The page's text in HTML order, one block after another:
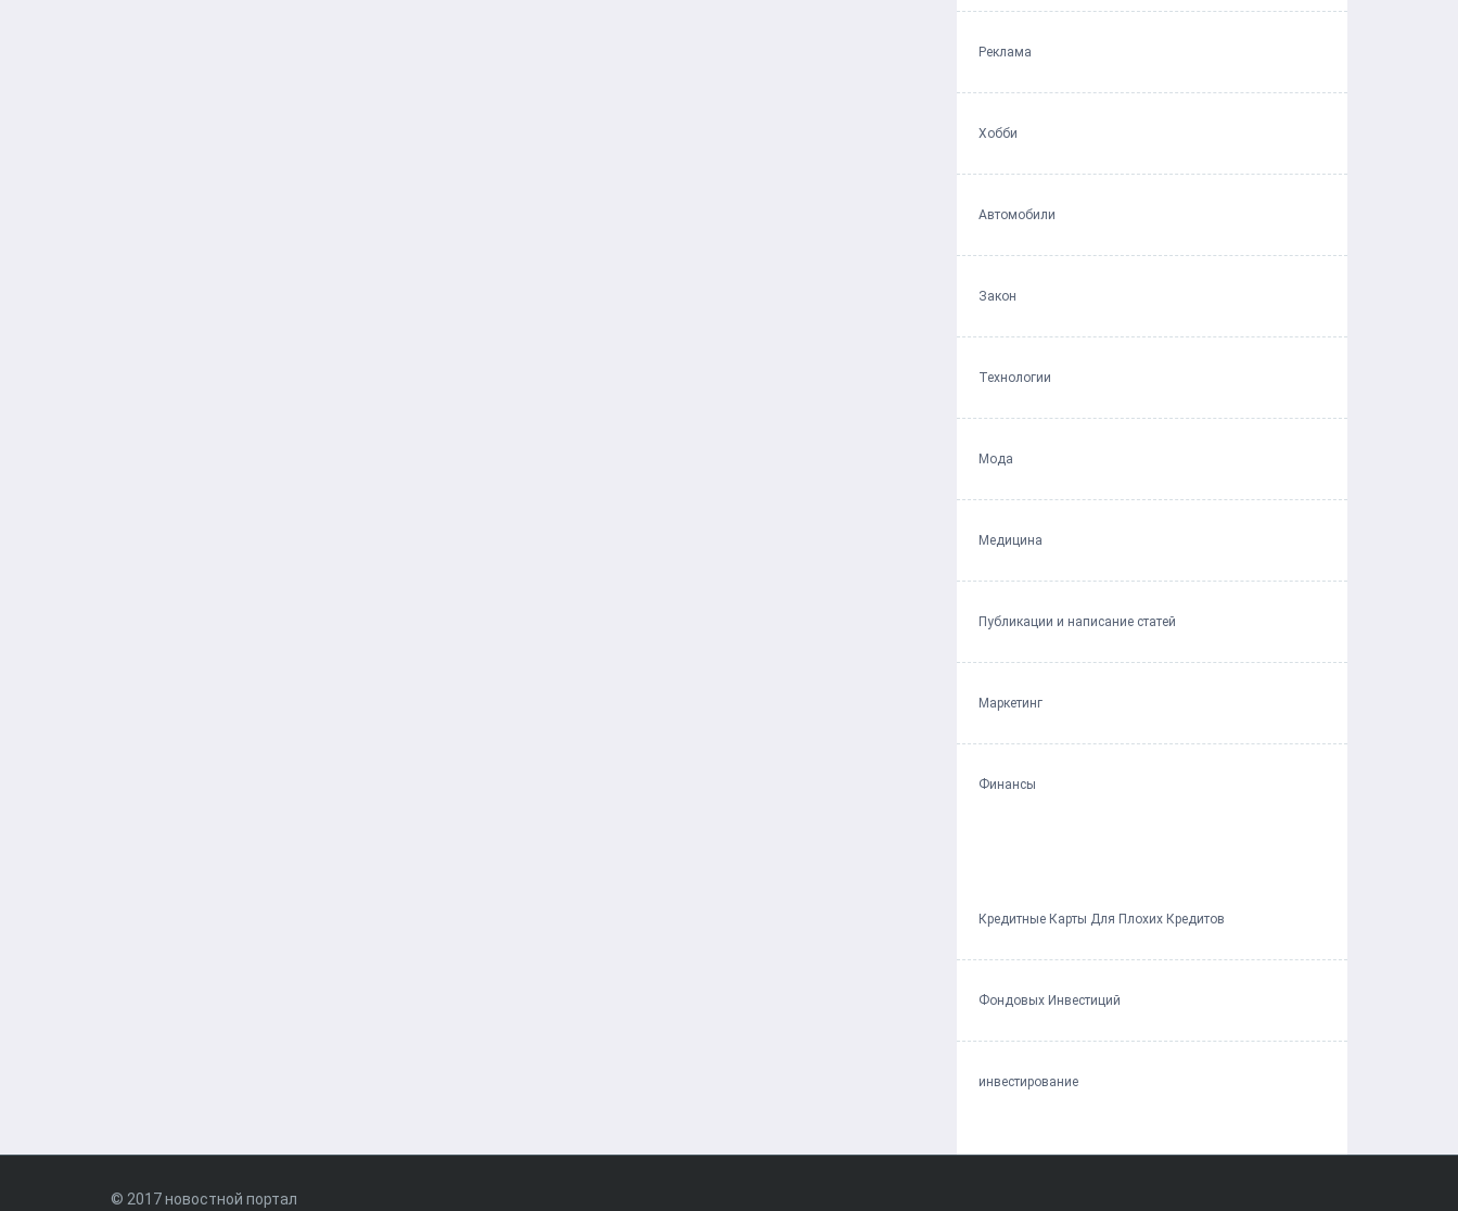
Реклама
Хобби
Автомобили
Закон
Технологии
Мода
Медицина
Публикации и написание статей
Маркетинг
Финансы
Кредитные Карты Для Плохих Кредитов
Фондовых Инвестиций
инвестирование
© 2017 новостной портал